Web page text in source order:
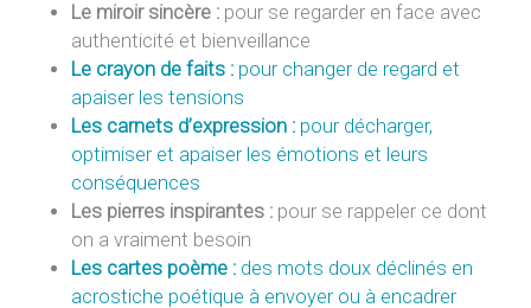
Le miroir sincère : pour se regarder en face avec
authenticité et bienveillance
Le crayon de faits : pour changer de regard et
apaiser les tensions
Les carnets d’expression : pour décharger,
optimiser et apaiser les émotions et leurs
conséquences
Les pierres inspirantes : pour se rappeler ce dont
on a vraiment besoin
Les cartes poème : des mots doux déclinés en
acrostiche poétique à envoyer ou à encadrer